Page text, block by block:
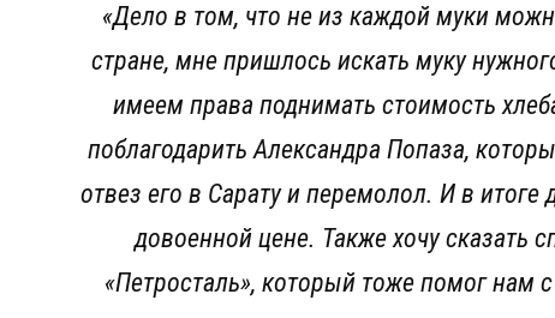
«Дело в том, что не из каждой муки
стране, мне пришлось искать муку
имеем права поднимать стоимость
поблагодарить Александра Попаза,
отвез его в Сарату и перемолол. И в
довоенной цене. Также хочу сказать
«Петросталь», который тоже помог нам